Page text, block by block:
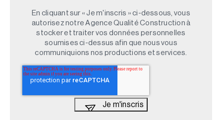
En cliquant sur « Je m'inscris » ci-dessous, vous
autorisez notre Agence Qualité Construction à
stocker et traiter vos données personnelles
soumises ci-dessus afin que nous vous
communiquions nos productions et services.